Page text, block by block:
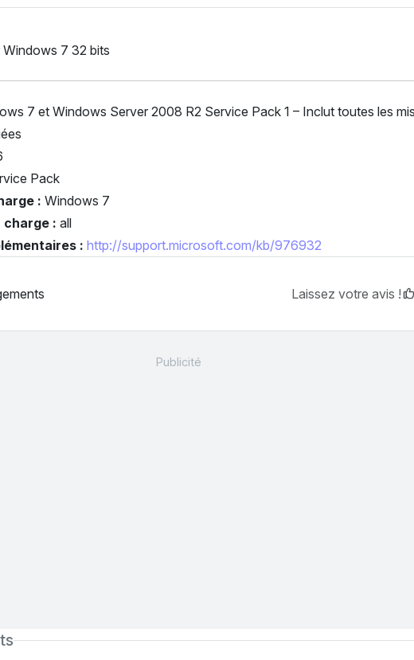
7 32 bits
7 et Windows Server 2008 R2 Service Pack 1 – Inclut toutes les
Pack
: Windows 7
charge : all
: http://support.microsoft.com/kb/976932
Laissez votre avis !